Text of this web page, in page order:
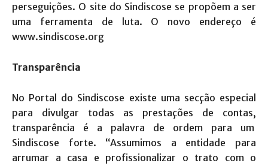
perseguições. O site do Sindiscose se propõem a ser
uma ferramenta de luta. O novo endereço é
www.sindiscose.org
Transparência
No Portal do Sindiscose existe uma secção especial
para divulgar todas as prestações de contas,
transparência é a palavra de ordem para um
Sindiscose forte. “Assumimos a entidade para
arrumar a casa e profissionalizar o trato com o